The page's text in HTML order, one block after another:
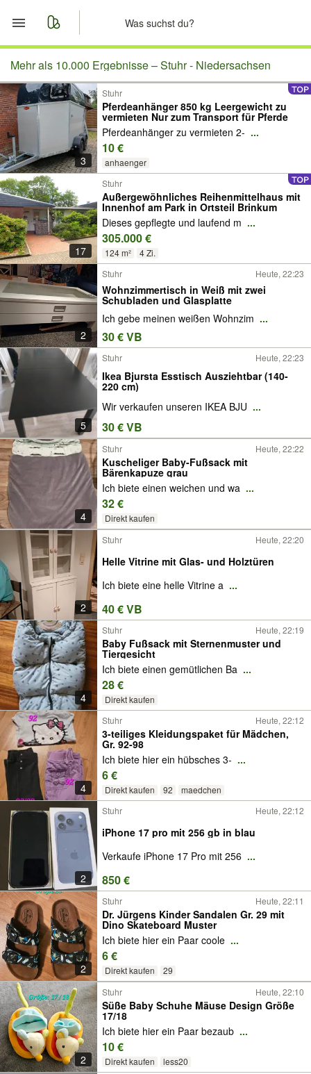
Start
Merkliste
Nachrichten
Anzeige aufgeben
Mehr als 10.000 Ergebnisse –Stuhr - Niedersachsen
3
Stuhr
Pferdeanhänger 850 kg Leergewicht zu
vermieten Nur zum Transport für Pferde
Pferdeanhänger zu vermieten 2- ...
10 €
anhaenger
17
Stuhr
Außergewöhnliches Reihenmittelhaus mit
Innenhof am Park in Ortsteil Brinkum
Dieses gepflegte und laufend m ...
305.000 €
124 m² 4 Zi.
2
Stuhr Heute, 22:23
Wohnzimmertisch in Weiß mit zwei
Schubladen und Glasplatte
Ich gebe meinen weißen Wohnzim ...
30 € VB
5
Stuhr Heute, 22:23
Ikea Bjursta Esstisch Ausziehtbar (140-
220 cm)
Wir verkaufen unseren IKEA BJU ...
30 € VB
4
Stuhr Heute, 22:22
Kuscheliger Baby-Fußsack mit
Bärenkapuze grau
Ich biete einen weichen und wa ...
32 €
Direkt kaufen
2
Stuhr Heute, 22:20
Helle Vitrine mit Glas- und Holztüren
Ich biete eine helle Vitrine a ...
40 € VB
4
Stuhr Heute, 22:19
Baby Fußsack mit Sternenmuster und
Tiergesicht
Ich biete einen gemütlichen Ba ...
28 €
Direkt kaufen
4
Stuhr Heute, 22:12
3-teiliges Kleidungspaket für Mädchen,
Gr. 92-98
Ich biete hier ein hübsches 3- ...
6 €
Direkt kaufen 92 maedchen
2
Stuhr Heute, 22:12
iPhone 17 pro mit 256 gb in blau
Verkaufe iPhone 17 Pro mit 256 ...
850 €
2
Stuhr Heute, 22:11
Dr. Jürgens Kinder Sandalen Gr. 29 mit
Dino Skateboard Muster
Ich biete hier ein Paar coole ...
6 €
Direkt kaufen 29
2
Stuhr Heute, 22:10
Süße Baby Schuhe Mäuse Design Größe
17/18
Ich biete hier ein Paar bezaub ...
10 €
Direkt kaufen less20